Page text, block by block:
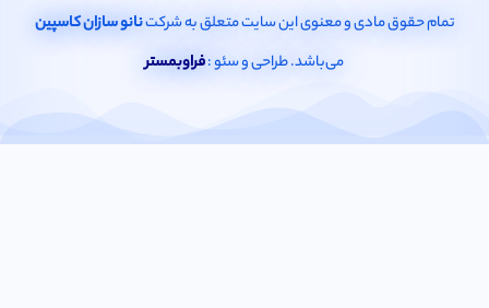
تمام حقوق مادی و معنوی این سایت متعلق به شرکتنانو سازان کاسپین
می‌باشد. طراحی و سئو :فراوبمستر